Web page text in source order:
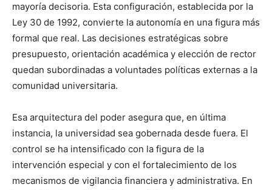
mayoría decisoria. Esta configuración, establecida por la
Ley 30 de 1992, convierte la autonomía en una figura más
formal que real. Las decisiones estratégicas sobre
presupuesto, orientación académica y elección de rector
quedan subordinadas a voluntades políticas externas a la
comunidad universitaria.
Esa arquitectura del poder asegura que, en última
instancia, la universidad sea gobernada desde fuera. El
control se ha intensificado con la figura de la
intervención especial y con el fortalecimiento de los
mecanismos de vigilancia financiera y administrativa. En